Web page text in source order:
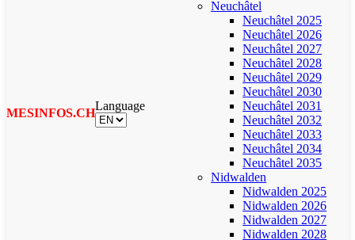
MESINFOS.CH
Language
Neuchâtel
Neuchâtel 2025
Neuchâtel 2026
Neuchâtel 2027
Neuchâtel 2028
Neuchâtel 2029
Neuchâtel 2030
Neuchâtel 2031
Neuchâtel 2032
Neuchâtel 2033
Neuchâtel 2034
Neuchâtel 2035
Nidwalden
Nidwalden 2025
Nidwalden 2026
Nidwalden 2027
Nidwalden 2028